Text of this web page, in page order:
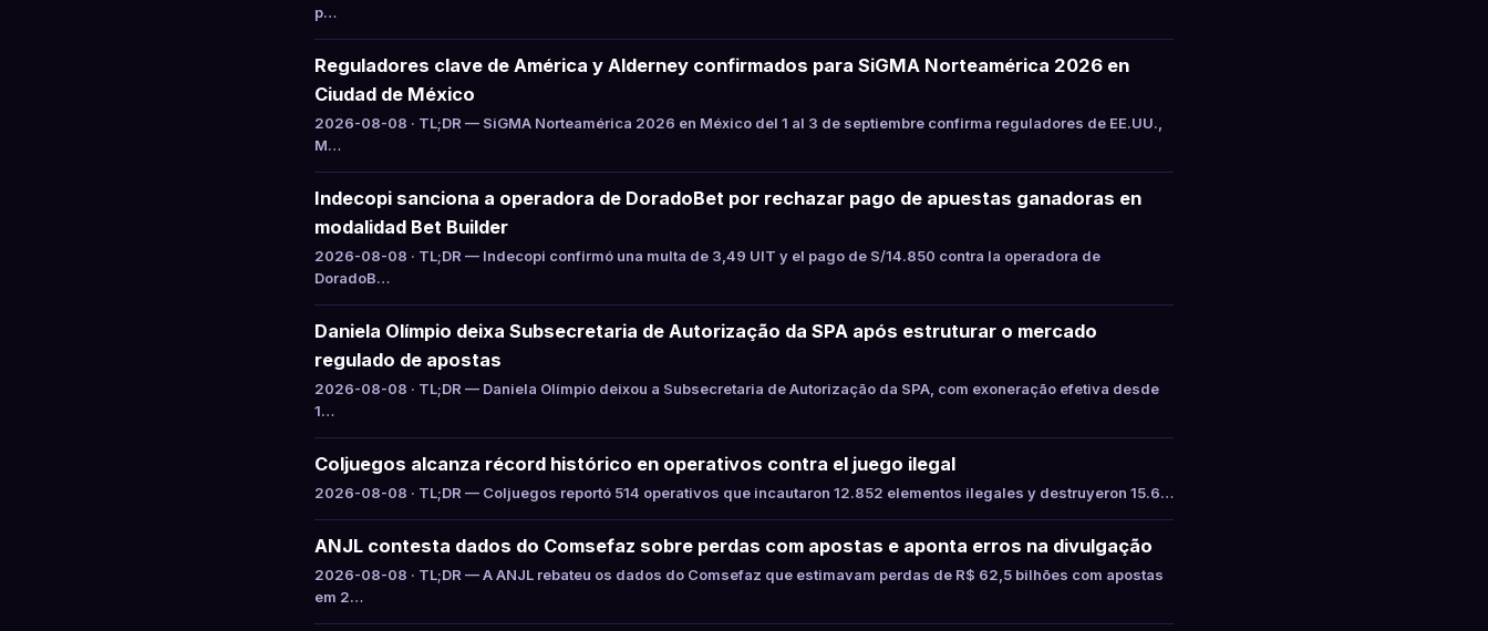
p…
Reguladores clave de América y Alderney confirmados para SiGMA Norteamérica 2026 en
Ciudad de México
2026-08-08 · TL;DR — SiGMA Norteamérica 2026 en México del 1 al 3 de septiembre confirma reguladores de EE.UU.,
M…
Indecopi sanciona a operadora de DoradoBet por rechazar pago de apuestas ganadoras en
modalidad Bet Builder
2026-08-08 · TL;DR — Indecopi confirmó una multa de 3,49 UIT y el pago de S/14.850 contra la operadora de
DoradoB…
Daniela Olímpio deixa Subsecretaria de Autorização da SPA após estruturar o mercado
regulado de apostas
2026-08-08 · TL;DR — Daniela Olímpio deixou a Subsecretaria de Autorização da SPA, com exoneração efetiva desde
1…
Coljuegos alcanza récord histórico en operativos contra el juego ilegal
2026-08-08 · TL;DR — Coljuegos reportó 514 operativos que incautaron 12.852 elementos ilegales y destruyeron 15.6…
ANJL contesta dados do Comsefaz sobre perdas com apostas e aponta erros na divulgação
2026-08-08 · TL;DR — A ANJL rebateu os dados do Comsefaz que estimavam perdas de R$ 62,5 bilhões com apostas
em 2…